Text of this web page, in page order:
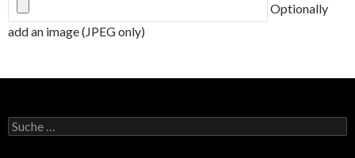
Optionally
add an image (JPEG only)
Suche
nach: